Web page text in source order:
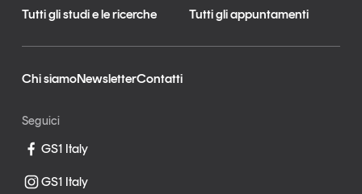
Tutti gli studi e le ricerche Tutti gli appuntamenti
Chi siamoNewsletterContatti
Seguici
GS1 Italy
GS1 Italy